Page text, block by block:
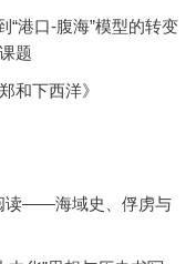
“港口-腹海”模型的转变
题
和下西洋》
读——海域史、俘虏与